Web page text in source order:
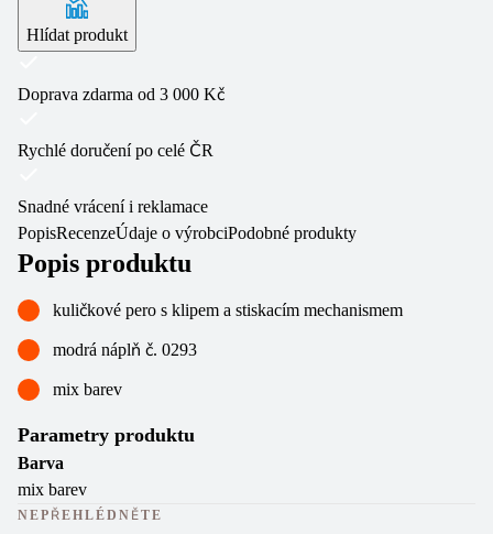
Hlídat produkt
Doprava zdarma od 3 000 Kč
Rychlé doručení po celé ČR
Snadné vrácení i reklamace
PopisRecenzeÚdaje o výrobciPodobné produkty
Popis produktu
kuličkové pero s klipem a stiskacím mechanismem
modrá náplň č. 0293
mix barev
Parametry produktu
Barva
mix barev
NEPŘEHLÉDNĚTE